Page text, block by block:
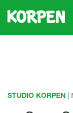
STUDIO KORPEN |